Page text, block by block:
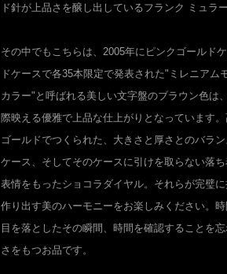
ド針が上品さを醸し出しているフランク ミュラ
その中でもこちらは、2005年にピンクゴールド
ドケースで各35本限定で発表された"ミレニアム
カラー"と呼ばれる美しい文字盤のブラウン色は
際映える優雅で上品な仕上がりとなっています
ゴールドでつくられた、大きさと厚さとのバラ
ケース、そしてそのケースに引けを取らない落
表情をもったショコラダイヤル。それらが完璧
作り出す美のハーモニーをお楽しみください。
目を落としたその瞬間、時間を確認することを
さをもつお品です。